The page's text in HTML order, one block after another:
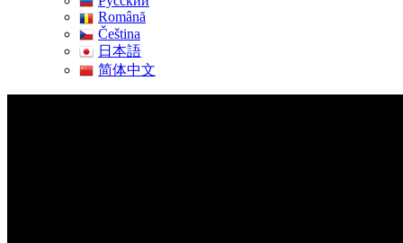
Română
Čeština
日本語
简体中文